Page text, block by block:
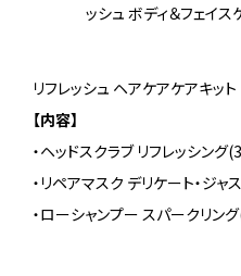
ッシュ ボディ＆フェイ
リフレッシュ ヘアケアケアキット
【内容】
・ヘッドスクラブ リフレッシング
・リペアマスク デリケート・ジ
・ローシャンプー スパークリン